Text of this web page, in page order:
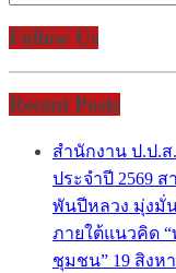
Follow Us
Recent Posts
สำนักงาน ป.ป.
ประจำปี 2569
พันปีหลวง มุ่งมั่
ภายใต้แนวคิด
ชุมชน” 19 สิง